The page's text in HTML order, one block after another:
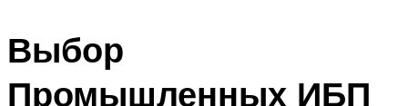
Выбор
Промышленных ИБП